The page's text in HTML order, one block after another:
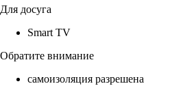
Для досуга
Smart TV
Обратите внимание
самоизоляция разрешена